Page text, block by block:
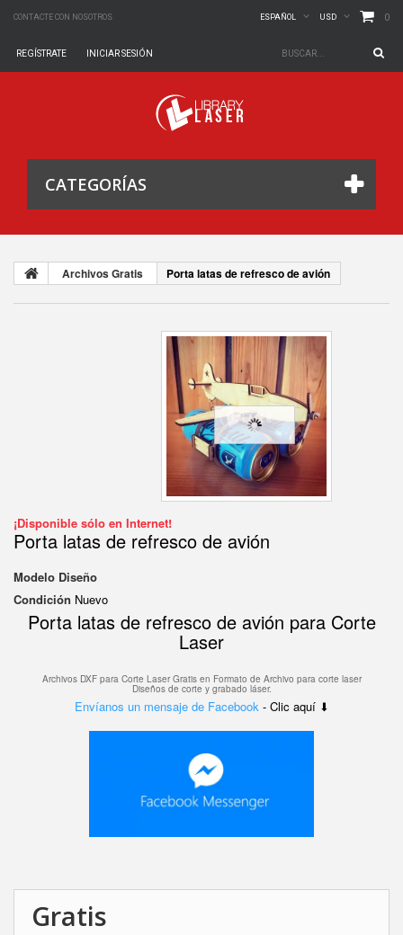
CONTACTE CON NOSOTROS 0
USD
ESPAÑOL
INICIAR SESIÓN
REGÍSTRATE
CATEGORÍAS
Archivos Gratis Porta latas de refresco de avión
¡Disponible sólo en Internet!
Porta latas de refresco de avión
Modelo Diseño
Condición Nuevo
Porta latas de refresco de avión para Corte
Laser
Archivos DXF para Corte Laser Gratis en Formato de Archivo para corte laser
Diseños de corte y grabado láser.
Envíanos un mensaje de Facebook - Clic aquí ⬇
Gratis